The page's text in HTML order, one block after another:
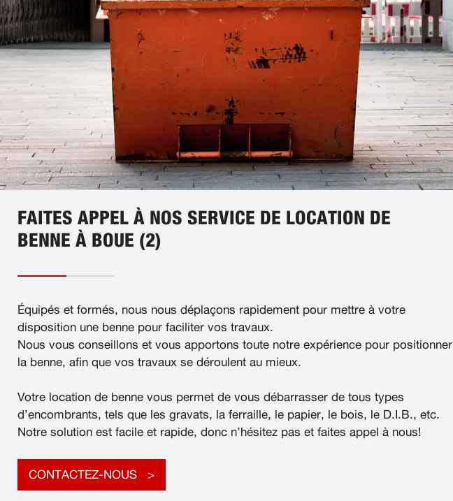
FAITES APPEL À NOS SERVICE DE LOCATION DE
BENNE À BOUE (2)
Équipés et formés, nous nous déplaçons rapidement pour mettre à votre
disposition une benne pour faciliter vos travaux.
Nous vous conseillons et vous apportons toute notre expérience pour positionner
la benne, afin que vos travaux se déroulent au mieux.
Votre location de benne vous permet de vous débarrasser de tous types
d’encombrants, tels que les gravats, la ferraille, le papier, le bois, le D.I.B., etc.
Notre solution est facile et rapide, donc n’hésitez pas et faites appel à nous!
CONTACTEZ-NOUS